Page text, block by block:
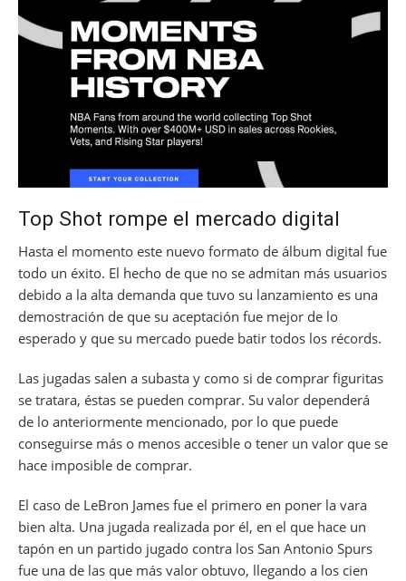
Top Shot rompe el mercado digital
Hasta el momento este nuevo formato de álbum digital fue
todo un éxito. El hecho de que no se admitan más usuarios
debido a la alta demanda que tuvo su lanzamiento es una
demostración de que su aceptación fue mejor de lo
esperado y que su mercado puede batir todos los récords.
Las jugadas salen a subasta y como si de comprar figuritas
se tratara, éstas se pueden comprar. Su valor dependerá
de lo anteriormente mencionado, por lo que puede
conseguirse más o menos accesible o tener un valor que se
hace imposible de comprar.
El caso de LeBron James fue el primero en poner la vara
bien alta. Una jugada realizada por él, en el que hace un
tapón en un partido jugado contra los San Antonio Spurs
fue una de las que más valor obtuvo, llegando a los cien